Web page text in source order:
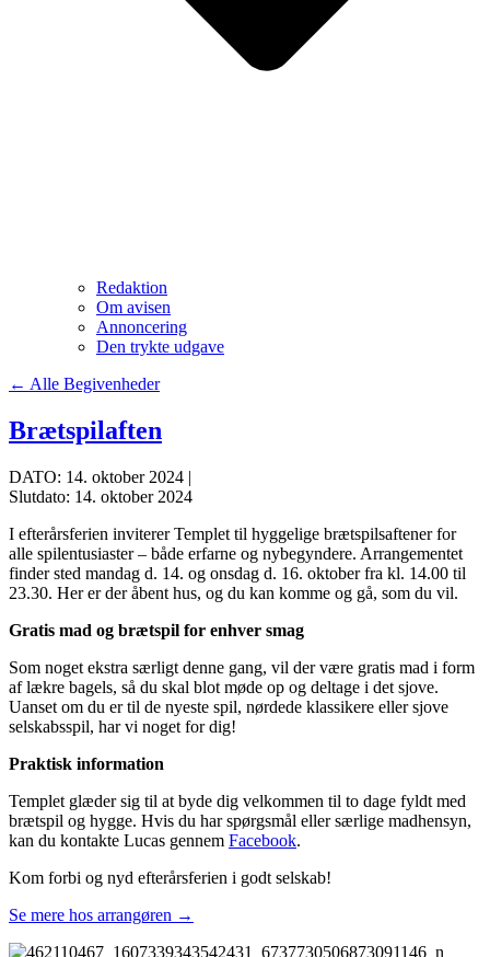
Redaktion
Om avisen
Annoncering
Den trykte udgave
← Alle Begivenheder
Brætspilaften
DATO: 14. oktober 2024 |
Slutdato: 14. oktober 2024
I efterårsferien inviterer Templet til hyggelige brætspilsaftener for
alle spilentusiaster – både erfarne og nybegyndere. Arrangementet
finder sted mandag d. 14. og onsdag d. 16. oktober fra kl. 14.00 til
23.30. Her er der åbent hus, og du kan komme og gå, som du vil.
Gratis mad og brætspil for enhver smag
Som noget ekstra særligt denne gang, vil der være gratis mad i form
af lækre bagels, så du skal blot møde op og deltage i det sjove.
Uanset om du er til de nyeste spil, nørdede klassikere eller sjove
selskabsspil, har vi noget for dig!
Praktisk information
Templet glæder sig til at byde dig velkommen til to dage fyldt med
brætspil og hygge. Hvis du har spørgsmål eller særlige madhensyn,
kan du kontakte Lucas gennem Facebook.
Kom forbi og nyd efterårsferien i godt selskab!
Se mere hos arrangøren →